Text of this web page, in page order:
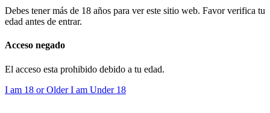
Debes tener más de 18 años para ver este sitio web. Favor verifica tu
edad antes de entrar.
Acceso negado
El acceso esta prohibido debido a tu edad.
I am 18 or OlderI am Under 18